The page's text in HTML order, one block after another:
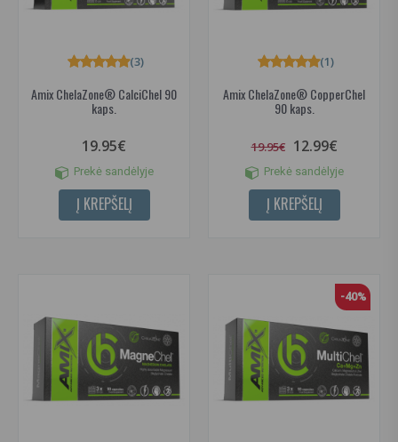
Amix ChelaZone® CalciChel 90
kaps.
(3)
19.95€
Prekė sandėlyje
Į KREPŠELĮ
Amix ChelaZone® CopperChel
90 kaps.
(1)
19.95€ 12.99€
Prekė sandėlyje
Į KREPŠELĮ
-40%